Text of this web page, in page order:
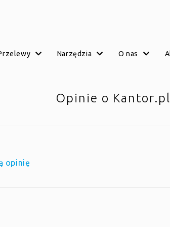
przelewy narzędzia o nas
Opinie o Kantor.pl
opinię